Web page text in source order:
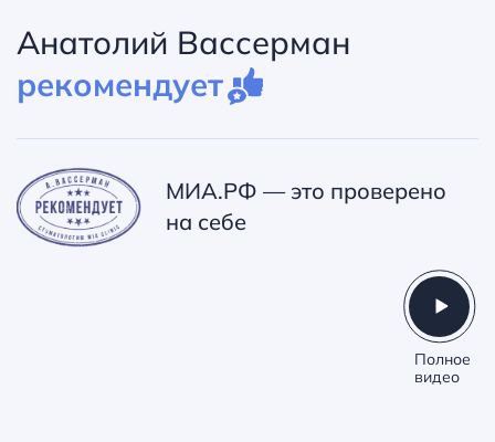
Анатолий Вассерман
рекомендует
МИА.РФ — это проверено
на себе
Полное
видео